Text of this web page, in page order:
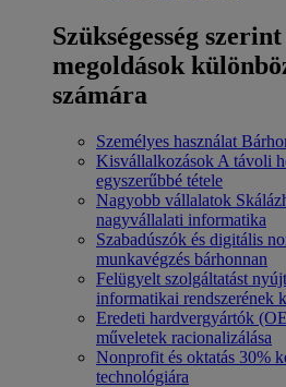
Szükségesség szerint
megoldások
számára
Személyes használat
Kisvállalkozások A távoli
egyszerűbbé tétele
Nagyobb vállalatok
nagyvállalati informatika
Szabadúszók és digitális
munkavégzés bárhonnan
Felügyelt szolgáltatást
informatikai rendszerének
Eredeti hardvergyártók
műveletek racionalizálása
Nonprofit és oktatás 30%
technológiára